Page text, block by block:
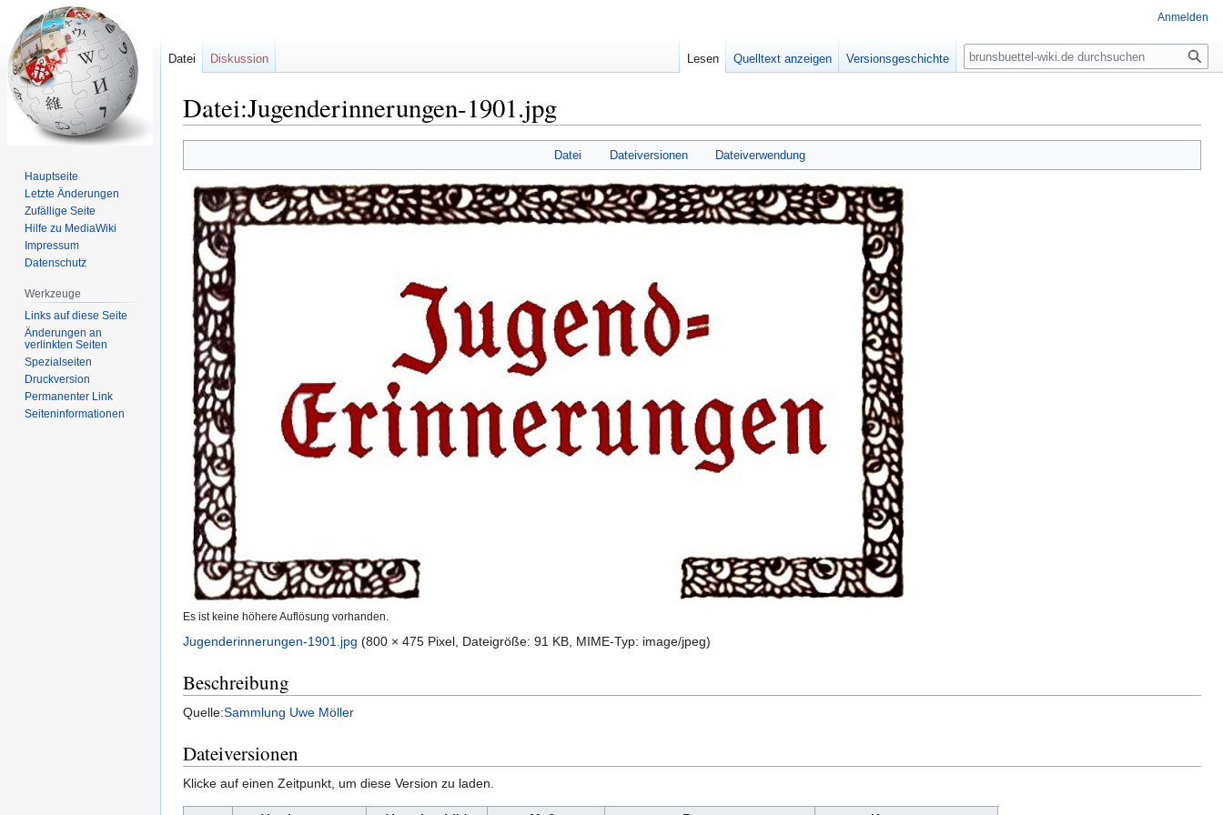
Datei:Jugenderinnerungen-1901.jpg
Navigation
springen
Suche
springen
Datei Dateiversionen Dateiverwendung
Es ist keine höhere Auflösung vorhanden.
Jugenderinnerungen-1901.jpg (800 × 475 Pixel, Dateigröße: 91 KB, MIME-Typ: image/jpeg)
Beschreibung
Quelle:Sammlung Uwe Möller
Dateiversionen
Klicke auf einen Zeitpunkt, um diese Version zu laden.
Anmelden
Datei Diskussion Lesen Quelltext anzeigen Versionsgeschichte
Suche
Hauptseite
Letzte Änderungen
Zufällige Seite
Hilfe zu MediaWiki
Impressum
Datenschutz
Werkzeuge
Links auf diese Seite
Änderungen an
verlinkten Seiten
Spezialseiten
Druckversion
Permanenter Link
Seiten­informationen